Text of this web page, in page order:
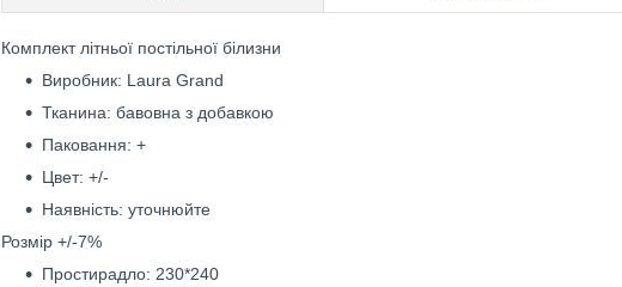
Комплект літньої постільної білизни
Виробник: Laura Grand
Тканина: бавовна з добавкою
Паковання: +
Цвет: +/-
Наявність: уточнюйте
Розмір +/-7%
Простирадло: 230*240